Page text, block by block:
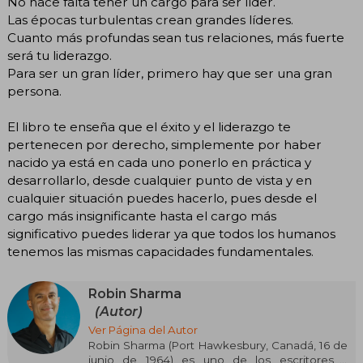
Las épocas turbulentas crean grandes líderes.
Cuanto más profundas sean tus relaciones, más fuerte
será tu liderazgo.
Para ser un gran líder, primero hay que ser una gran
persona.
El libro te enseña que el éxito y el liderazgo te
pertenecen por derecho, simplemente por haber
nacido ya está en cada uno ponerlo en práctica y
desarrollarlo, desde cualquier punto de vista y en
cualquier situación puedes hacerlo, pues desde el
cargo más insignificante hasta el cargo más
significativo puedes liderar ya que todos los humanos
tenemos las mismas capacidades fundamentales.
Robin Sharma
(Autor)
Ver Página del Autor
Robin Sharma (Port Hawkesbury, Canadá, 16 de
junio de 1964) es uno de los escritores y